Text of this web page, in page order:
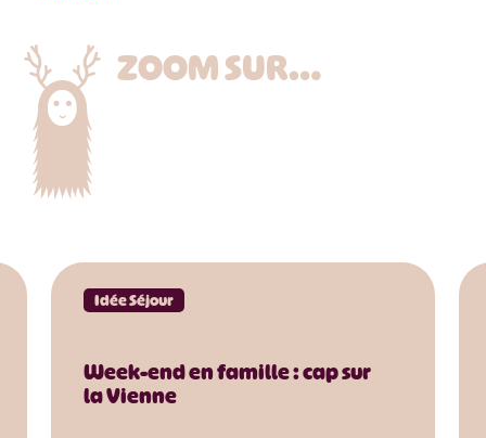
ZOOM SUR…
Idée Séjour
Week-end en famille : cap sur
la Vienne